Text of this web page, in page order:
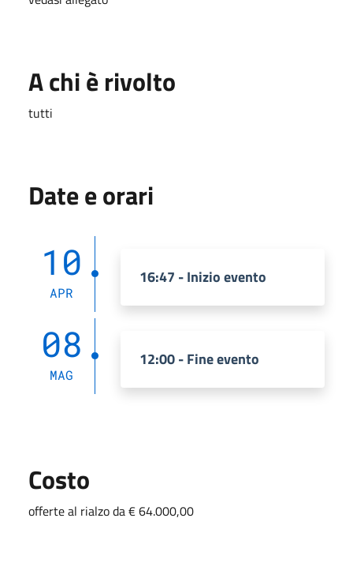
A chi è rivolto
tutti
Date e orari
10
APR
16:47 - Inizio evento
08
MAG
12:00 - Fine evento
Costo
offerte al rialzo da € 64.000,00